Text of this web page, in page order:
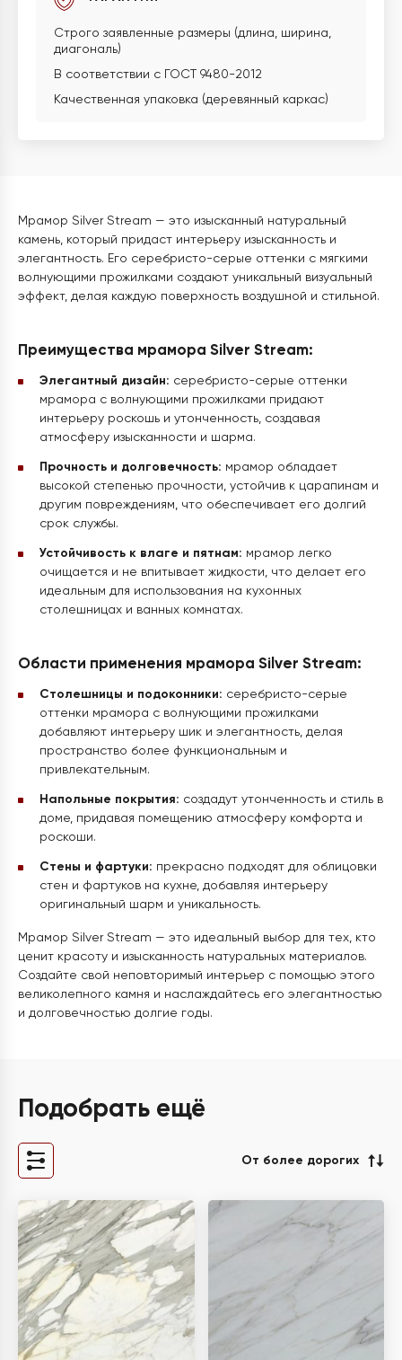
Строго заявленные размеры (длина, ширина,
диагональ)
В соответствии с ГОСТ 9480-2012
Качественная упаковка (деревянный каркас)
Мрамор Silver Stream — это изысканный натуральный
камень, который придаст интерьеру изысканность и
элегантность. Его серебристо-серые оттенки с мягкими
волнующими прожилками создают уникальный визуальный
эффект, делая каждую поверхность воздушной и стильной.
Преимущества мрамора Silver Stream:
Элегантный дизайн: серебристо-серые оттенки
мрамора с волнующими прожилками придают
интерьеру роскошь и утонченность, создавая
атмосферу изысканности и шарма.
Прочность и долговечность: мрамор обладает
высокой степенью прочности, устойчив к царапинам и
другим повреждениям, что обеспечивает его долгий
срок службы.
Устойчивость к влаге и пятнам: мрамор легко
очищается и не впитывает жидкости, что делает его
идеальным для использования на кухонных
столешницах и ванных комнатах.
Области применения мрамора Silver Stream:
Столешницы и подоконники: серебристо-серые
оттенки мрамора с волнующими прожилками
добавляют интерьеру шик и элегантность, делая
пространство более функциональным и
привлекательным.
Напольные покрытия: создадут утонченность и стиль в
доме, придавая помещению атмосферу комфорта и
роскоши.
Стены и фартуки: прекрасно подходят для облицовки
стен и фартуков на кухне, добавляя интерьеру
оригинальный шарм и уникальность.
Мрамор Silver Stream — это идеальный выбор для тех, кто
ценит красоту и изысканность натуральных материалов.
Создайте свой неповторимый интерьер с помощью этого
великолепного камня и наслаждайтесь его элегантностью
и долговечностью долгие годы.
Подобрать ещё
От более дорогих